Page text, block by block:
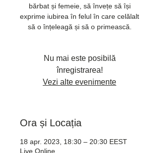
bărbat și femeie, să învețe să își
exprime iubirea în felul în care celălalt
să o înțeleagă și să o primească.
Nu mai este posibilă
înregistrarea!
Vezi alte evenimente
Ora și Locația
18 apr. 2023, 18:30 – 20:30 EEST
Live Online